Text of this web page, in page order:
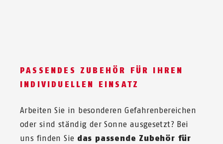
PASSENDES ZUBEHÖR FÜR IHREN
INDIVIDUELLEN EINSATZ
Arbeiten Sie in besonderen Gefahrenbereichen
oder sind ständig der Sonne ausgesetzt? Bei
uns finden Sie das passende Zubehör für